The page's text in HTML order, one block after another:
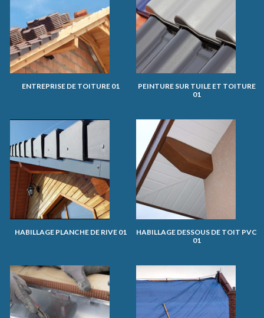
ENTREPRISE DE TOITURE 01
PEINTURE SUR TUILE ET TOITURE
01
HABILLAGE PLANCHE DE RIVE 01
HABILLAGE DESSOUS DE TOIT PVC
01